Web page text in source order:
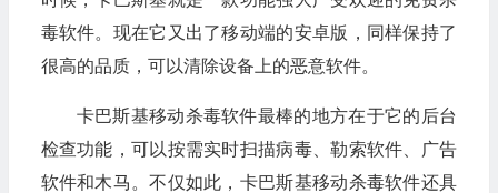
毒软件。现在它又出了移动端的安卓版，同样保持了
很高的品质，可以清除设备上的恶意软件。
卡巴斯基移动杀毒软件最棒的地方在于它的后台
检查功能，可以按需实时扫描病毒、勒索软件、广告
软件和木马。不仅如此，卡巴斯基移动杀毒软件还具